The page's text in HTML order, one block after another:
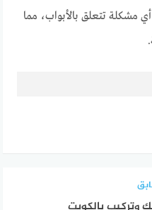
أي مشكلة تتعلق بالأبواب، مما